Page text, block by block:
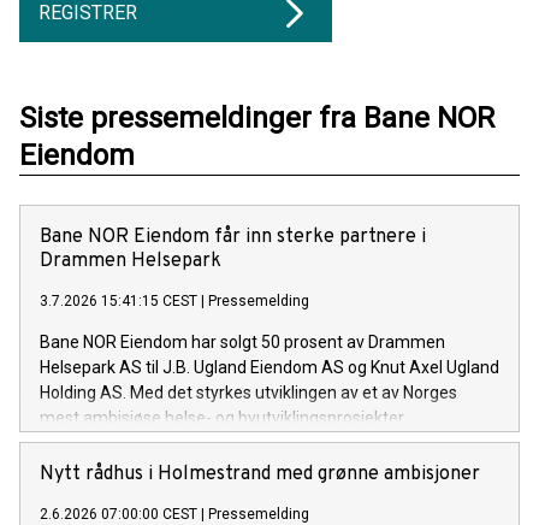
REGISTRER
Siste pressemeldinger fra Bane NOR
Eiendom
Bane NOR Eiendom får inn sterke partnere i
Drammen Helsepark
3.7.2026 15:41:15 CEST Pressemelding
Bane NOR Eiendom har solgt 50 prosent av Drammen
Helsepark AS til J.B. Ugland Eiendom AS og Knut Axel Ugland
Holding AS. Med det styrkes utviklingen av et av Norges
mest ambisiøse helse- og byutviklingsprosjekter.
Nytt rådhus i Holmestrand med grønne ambisjoner
2.6.2026 07:00:00 CEST Pressemelding